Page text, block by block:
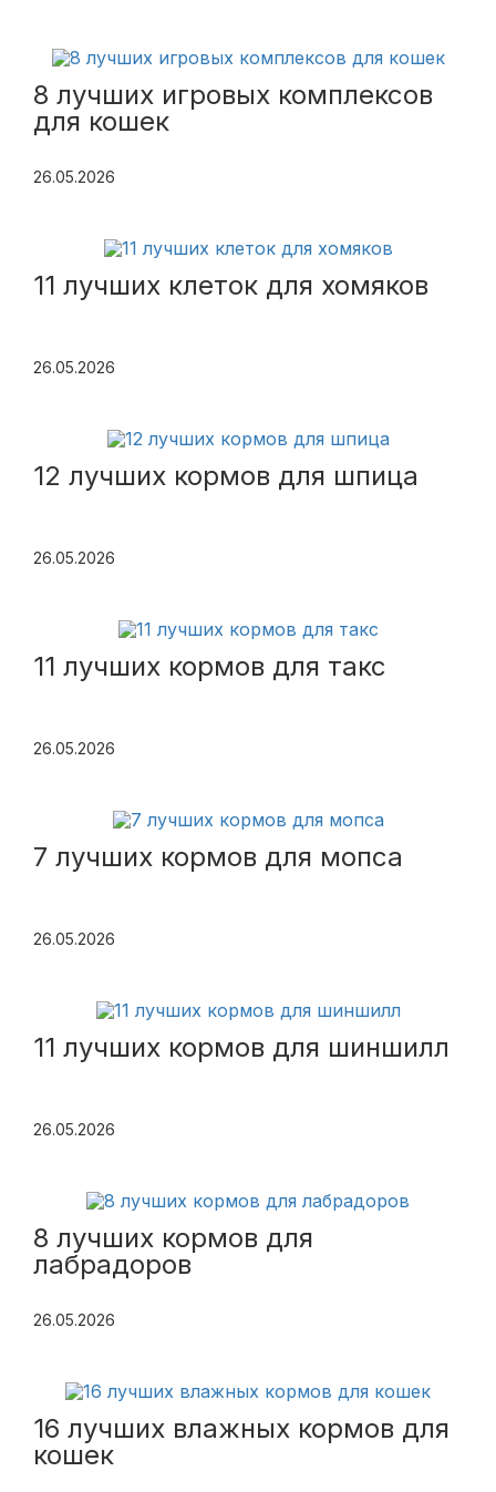
8 лучших игровых комплексов
для кошек
26.05.2026
11 лучших клеток для хомяков
26.05.2026
12 лучших кормов для шпица
26.05.2026
11 лучших кормов для такс
26.05.2026
7 лучших кормов для мопса
26.05.2026
11 лучших кормов для шиншилл
26.05.2026
8 лучших кормов для
лабрадоров
26.05.2026
16 лучших влажных кормов для
кошек